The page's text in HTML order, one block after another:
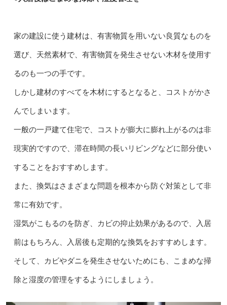
家の建設に使う建材は、有害物質を用いない良質なものを
選び、天然素材で、有害物質を発生させない木材を使用す
るのも一つの手です。
しかし建材のすべてを木材にするとなると、コストがかさ
んでしまいます。
一般の一戸建て住宅で、コストが膨大に膨れ上がるのは非
現実的ですので、滞在時間の長いリビングなどに部分使い
することをおすすめします。
また、換気はさまざまな問題を根本から防ぐ対策として非
常に有効です。
湿気がこもるのを防ぎ、カビの抑止効果があるので、入居
前はもちろん、入居後も定期的な換気をおすすめします。
そして、カビやダニを発生させないためにも、こまめな掃
除と湿度の管理をするようにしましょう。